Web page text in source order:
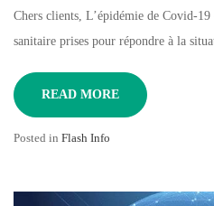
Chers clients, L’épidémie de Covid-19
sanitaire prises pour répondre à la
READ MORE
Posted in Flash Info